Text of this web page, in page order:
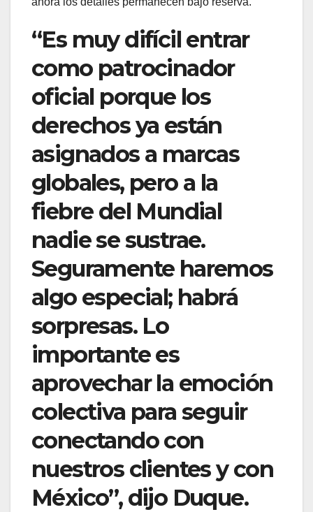
“Es muy difícil entrar
como patrocinador
oficial porque los
derechos ya están
asignados a marcas
globales, pero a la
fiebre del Mundial
nadie se sustrae.
Seguramente haremos
algo especial; habrá
sorpresas. Lo
importante es
aprovechar la emoción
colectiva para seguir
conectando con
nuestros clientes y con
México”, dijo Duque.